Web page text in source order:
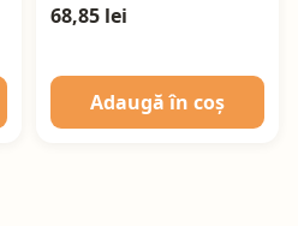
68,85 lei
Adaugă în coș